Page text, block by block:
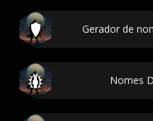
Gerador de
Nomes